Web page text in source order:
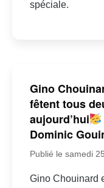
spéciale.
Gino
fêtent tous
aujourd’hui
Dominic
Publié le samedi
Gino Chouinard